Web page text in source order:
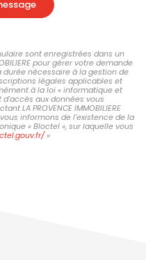
sont enregistrées dans un
pour gérer votre demande
nécessaire à la gestion de
légales applicables et
à la loi « informatique et
d'accès aux données vous
LA PROVENCE IMMOBILIERE
informons de l'existence de la
« Bloctel », sur laquelle vous
»